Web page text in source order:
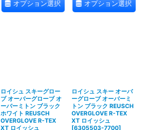
オプション選択 オプション選択
ロイシュ スキーグロー
ブ オーバーグローブ オ
ーバーミトン ブラック
ホワイト REUSCH
OVERGLOVE R-TEX
XT ロイッシュ
ロイシュ スキー オーバ
ーグローブ オーバーミ
トン ブラック REUSCH
OVERGLOVE R-TEX
XT ロイッシュ
[6305503-7700]